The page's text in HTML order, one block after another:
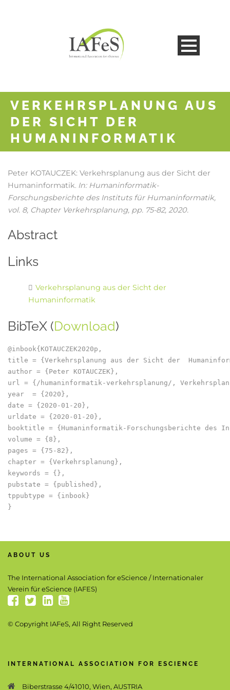
VERKEHRSPLANUNG AUS
DER SICHT DER
HUMANINFORMATIK
Peter KOTAUCZEK: Verkehrsplanung aus der Sicht der
Humaninformatik. In: Humaninformatik-
Forschungsberichte des Instituts für Humaninformatik,
vol. 8, Chapter Verkehrsplanung, pp. 75-82, 2020.
Abstract
Links
Verkehrsplanung aus der Sicht der
Humaninformatik
BibTeX (Download)
@inbook{KOTAUCZEK2020p,
title = {Verkehrsplanung aus der Sicht der
author = {Peter KOTAUCZEK},
url = {/humaninformatik-verkehrsplanung/,
year  = {2020},
date = {2020-01-20},
urldate = {2020-01-20},
booktitle = {Humaninformatik-Forschungsberichte des
volume = {8},
pages = {75-82},
chapter = {Verkehrsplanung},
keywords = {},
pubstate = {published},
tppubtype = {inbook}
ABOUT US
The International Association for eScience / Internationaler
Verein für eScience (IAFES)
© Copyright IAFeS, All Right Reserved
INTERNATIONAL ASSOCIATION FOR ESCIENCE
Biberstrasse 4/41010, Wien, AUSTRIA